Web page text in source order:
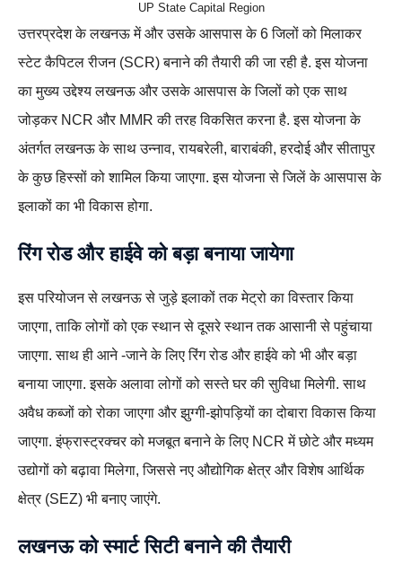
UP State Capital Region
उत्तरप्रदेश के लखनऊ में और उसके आसपास के 6 जिलों को मिलाकर
स्टेट कैपिटल रीजन (SCR) बनाने की तैयारी की जा रही है. इस योजना
का मुख्य उद्देश्य लखनऊ और उसके आसपास के जिलों को एक साथ
जोड़कर NCR और MMR की तरह विकसित करना है. इस योजना के
अंतर्गत लखनऊ के साथ उन्नाव, रायबरेली, बाराबंकी, हरदोई और सीतापुर
के कुछ हिस्सों को शामिल किया जाएगा. इस योजना से जिलें के आसपास के
इलाकों का भी विकास होगा.
रिंग रोड और हाईवे को बड़ा बनाया जायेगा
इस परियोजन से लखनऊ से जुड़े इलाकों तक मेट्रो का विस्तार किया
जाएगा, ताकि लोगों को एक स्थान से दूसरे स्थान तक आसानी से पहुंचाया
जाएगा. साथ ही आने -जाने के लिए रिंग रोड और हाईवे को भी और बड़ा
बनाया जाएगा. इसके अलावा लोगों को सस्ते घर की सुविधा मिलेगी. साथ
अवैध कब्जों को रोका जाएगा और झुग्गी-झोपड़ियों का दोबारा विकास किया
जाएगा. इंफ्रास्ट्रक्चर को मजबूत बनाने के लिए NCR में छोटे और मध्यम
उद्योगों को बढ़ावा मिलेगा, जिससे नए औद्योगिक क्षेत्र और विशेष आर्थिक
क्षेत्र (SEZ) भी बनाए जाएंगे.
लखनऊ को स्मार्ट सिटी बनाने की तैयारी